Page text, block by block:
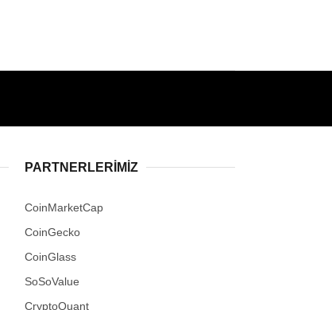
PARTNERLERIMIZ
CoinMarketCap
CoinGecko
CoinGlass
SoSoValue
CryptoQuant